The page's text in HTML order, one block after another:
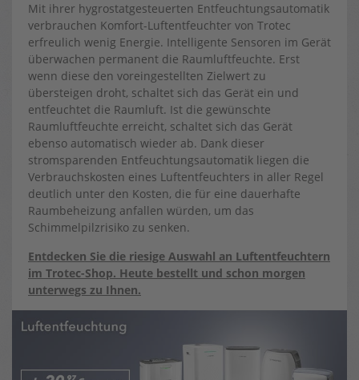
Mit ihrer hygrostatgesteuerten Entfeuchtungsautomatik
verbrauchen Komfort-Luftentfeuchter von Trotec
erfreulich wenig Energie. Intelligente Sensoren im Gerät
überwachen permanent die Raumluftfeuchte. Erst
wenn diese den voreingestellten Zielwert zu
übersteigen droht, schaltet sich das Gerät ein und
entfeuchtet die Raumluft. Ist die gewünschte
Raumluftfeuchte erreicht, schaltet sich das Gerät
ebenso automatisch wieder ab. Dank dieser
stromsparenden Entfeuchtungsautomatik liegen die
Verbrauchskosten eines Luftentfeuchters in aller Regel
deutlich unter den Kosten, die für eine dauerhafte
Raumbeheizung anfallen würden, um das
Schimmelpilzrisiko zu senken.
Entdecken Sie die riesige Auswahl an Luftentfeuchtern
im Trotec-Shop. Heute bestellt und schon morgen
unterwegs zu Ihnen.